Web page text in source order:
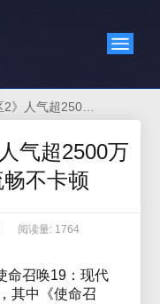
气超2500万
不卡顿
阅读量: 1764
命召唤19：现代
其中《使命召